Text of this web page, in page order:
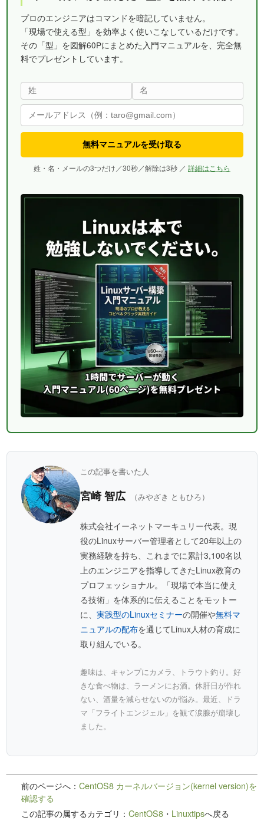
プロのエンジニアはコマンドを暗記していません。
「現場で使える型」を効率よく使いこなしているだけです。
その「型」を図解60Pにまとめた入門マニュアルを、完全無
料でプレゼントしています。
無料マニュアルを受け取る
姓・名・メールの3つだけ／30秒／解除は3秒 ／ 詳細はこちら
この記事を書いた人
宮崎 智広 （みやざき ともひろ）
株式会社イーネットマーキュリー代表。現
役のLinuxサーバー管理者として20年以上の
実務経験を持ち、これまでに累計3,100名以
上のエンジニアを指導してきたLinux教育の
プロフェッショナル。「現場で本当に使え
る技術」を体系的に伝えることをモットー
に、実践型のLinuxセミナーの開催や無料マ
ニュアルの配布を通じてLinux人材の育成に
取り組んでいる。
趣味は、キャンプにカメラ、トラウト釣り。好
きな食べ物は、ラーメンにお酒。休肝日が作れ
ない、酒量を減らせないのが悩み。最近、ドラ
マ「フライトエンジェル」を観て涙腺が崩壊し
ました。
前のページへ：CentOS8 カーネルバージョン(kernel version)を
確認する
この記事の属するカテゴリ：CentOS8 ・ Linuxtipsへ戻る